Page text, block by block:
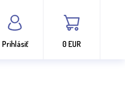
Prihlásiť 0 EUR